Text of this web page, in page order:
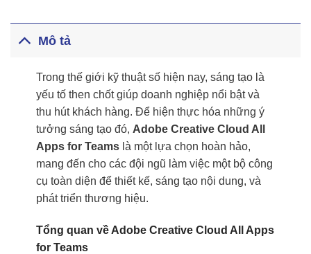
Mô tả
Trong thế giới kỹ thuật số hiện nay, sáng tạo là
yếu tố then chốt giúp doanh nghiệp nổi bật và
thu hút khách hàng. Để hiện thực hóa những ý
tưởng sáng tạo đó, Adobe Creative Cloud All
Apps for Teamslà một lựa chọn hoàn hảo,
mang đến cho các đội ngũ làm việc một bộ công
cụ toàn diện để thiết kế, sáng tạo nội dung, và
phát triển thương hiệu.
Tổng quan về Adobe Creative Cloud All Apps
for Teams